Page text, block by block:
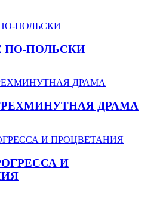
ПО-ПОЛЬСКИ
ДРАМА
И